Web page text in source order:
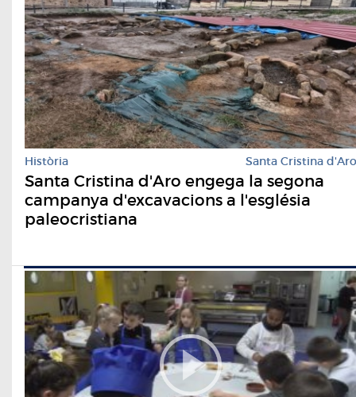
Història Santa Cristina d'Aro
Santa Cristina d'Aro engega la segona
campanya d'excavacions a l'església
paleocristiana